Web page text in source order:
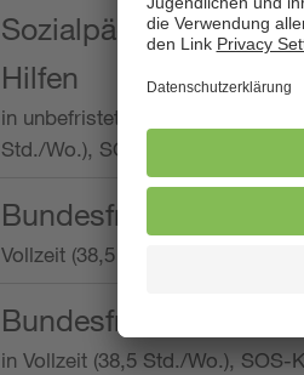
Sozialpädagogin (m/
Hilfen
in unbefristeter Anstellung,
Std./Wo.), SOS-Kinderdorf
Vollzeit (38,5 Stunden pro
in Vollzeit (38,5 Std./Wo.),